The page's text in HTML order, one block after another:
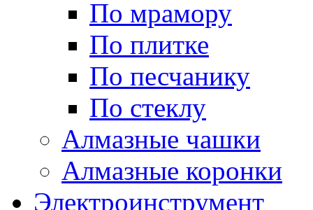
По мрамору
По плитке
По песчанику
По стеклу
Алмазные чашки
Алмазные коронки
Электроинструмент